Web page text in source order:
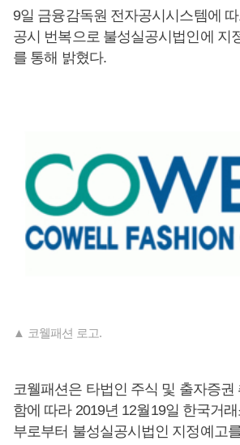
9일 금융감독원 전자공시시스템에
공시 번복으로 불성실공시법인에 지
를 통해 밝혔다.
▲ 코웰패션 로고.
코웰패션은 타법인 주식 및 출자증권
함에 따라 2019년 12월19일 한국거
부로부터 불성실공시법인 지정예고